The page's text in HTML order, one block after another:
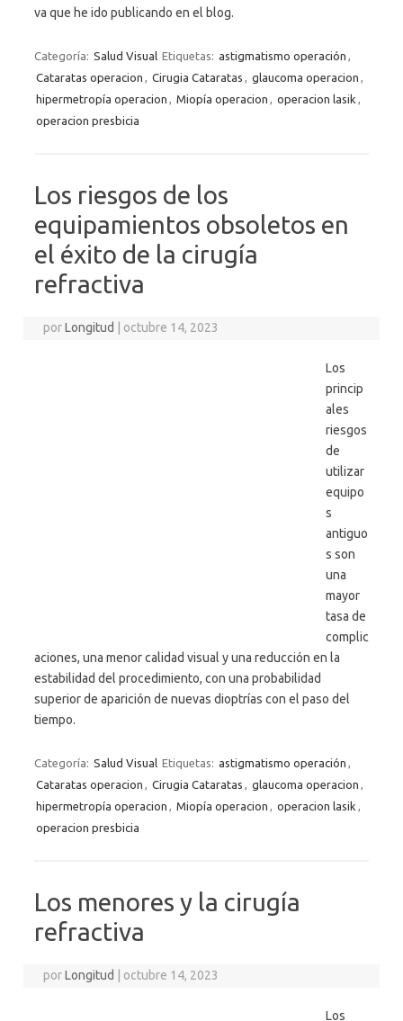
va que he ido publicando en el blog.
Categoría: Salud Visual Etiquetas: astigmatismo operación ,
Cataratas operacion , Cirugia Cataratas , glaucoma operacion ,
hipermetropía operacion , Miopía operacion , operacion lasik ,
operacion presbicia
Los riesgos de los
equipamientos obsoletos en
el éxito de la cirugía
refractiva
porLongitud octubre 14, 2023
Los
princip
ales
riesgos
de
utilizar
equipo
s
antiguo
s son
una
mayor
tasa de
complic
aciones, una menor calidad visual y una reducción en la
estabilidad del procedimiento, con una probabilidad
superior de aparición de nuevas dioptrías con el paso del
tiempo.
Categoría: Salud Visual Etiquetas: astigmatismo operación ,
Cataratas operacion , Cirugia Cataratas , glaucoma operacion ,
hipermetropía operacion , Miopía operacion , operacion lasik ,
operacion presbicia
Los menores y la cirugía
refractiva
porLongitud octubre 14, 2023
Los